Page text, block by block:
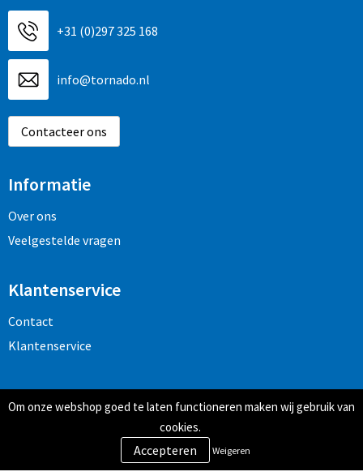
+31 (0)297 325 168
info@tornado.nl
Contacteer ons
Informatie
Over ons
Veelgestelde vragen
Klantenservice
Contact
Klantenservice
Veilig winkelen
Privacy- en cookiebeleid
Om onze webshop goed te laten functioneren maken wij gebruik van
cookies.
Weigeren